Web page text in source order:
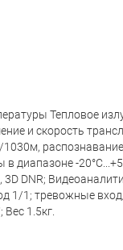
Тепловое
и скорость
-
DNR;
1/1; тревожные
Вес 1.5кг.